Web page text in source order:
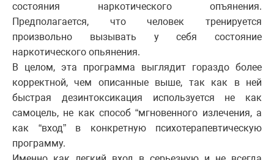
состояния наркотического опъянения.
Предполагается, что человек тренируется
произвольно вызывать у себя состояние
наркотического опьянения.
В целом, эта программа выглядит гораздо более
корректной, чем описанные выше, так как в ней
быстрая дезинтоксикация используется не как
самоцель, не как способ “мгновенного излечения, а
как “вход” в конкретную психотерапевтическую
программу.